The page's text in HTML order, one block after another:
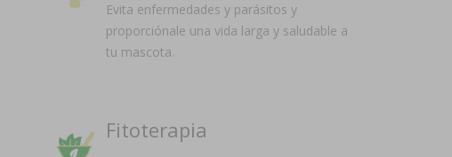
Evita enfermedades y parásitos y
proporciónale una vida larga y saludable a
tu mascota.
Fitoterapia